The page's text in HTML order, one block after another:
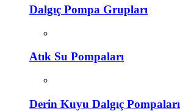
Dalgıç Pompa Grupları
Atık Su Pompaları
Derin Kuyu Dalgıç Pompaları